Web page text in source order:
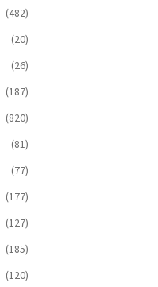
(482)
(20)
(26)
(187)
(820)
(81)
(77)
(177)
(127)
(185)
(120)